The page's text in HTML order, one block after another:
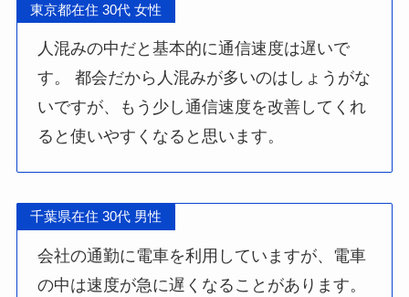
東京都在住 30代 女性
人混みの中だと基本的に通信速度は遅いで
す。 都会だから人混みが多いのはしょうがな
いですが、もう少し通信速度を改善してくれ
ると使いやすくなると思います。
千葉県在住 30代 男性
会社の通勤に電車を利用していますが、電車
の中は速度が急に遅くなることがあります。